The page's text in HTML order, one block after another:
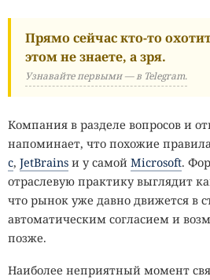
Прямо сейчас кто-то
этом не знаете, а зря.
Узнавайте первыми — в Telegram.
Компания в разделе вопросов и
напоминает, что похожие
c, JetBrains и у самой Microsoft.
отраслевую практику выглядит
что рынок уже давно движется в
автоматическим согласием и
позже.
Наиболее неприятный момент